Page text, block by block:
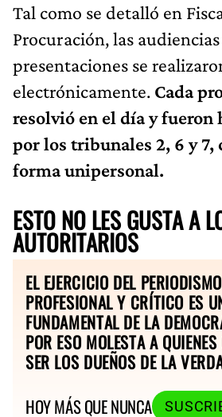
Tal como se detalló en
Procuración, las
presentaciones se
electrónicamente. Cada
resolvió en el día y fueron
por los tribunales 2, 6 y 7,
forma unipersonal.
ESTO NO LES GUSTA A
AUTORITARIOS
EL EJERCICIO DEL PERIODISMO
PROFESIONAL Y CRÍTICO ES
FUNDAMENTAL DE LA
POR ESO MOLESTA A QUIENES
SER LOS DUEÑOS DE LA
HOY MÁS QUE NUNCA